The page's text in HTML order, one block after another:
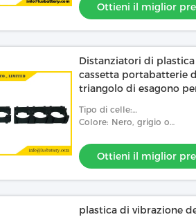
Ottieni il miglior
Distanziatori di
cassetta portabatterie
triangolo di esagono
Tipo di celle:
18650/26650/21700/32650/
Colore: Nero, grigio o
Ottieni il miglior
plastica di vibrazione